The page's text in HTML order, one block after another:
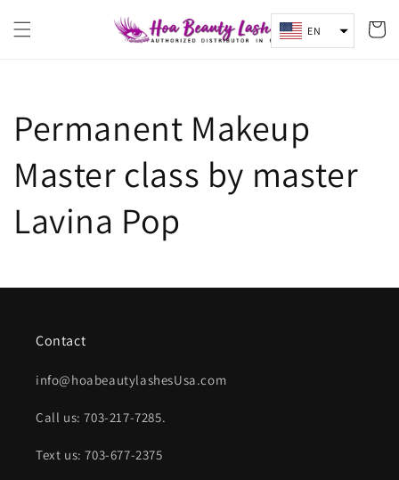
content
Cart
Permanent Makeup
Master class by master
Lavina Pop
Contact
info@hoabeautylashesUsa.com
Call us: 703-217-7285.
Text us: 703-677-2375
EN